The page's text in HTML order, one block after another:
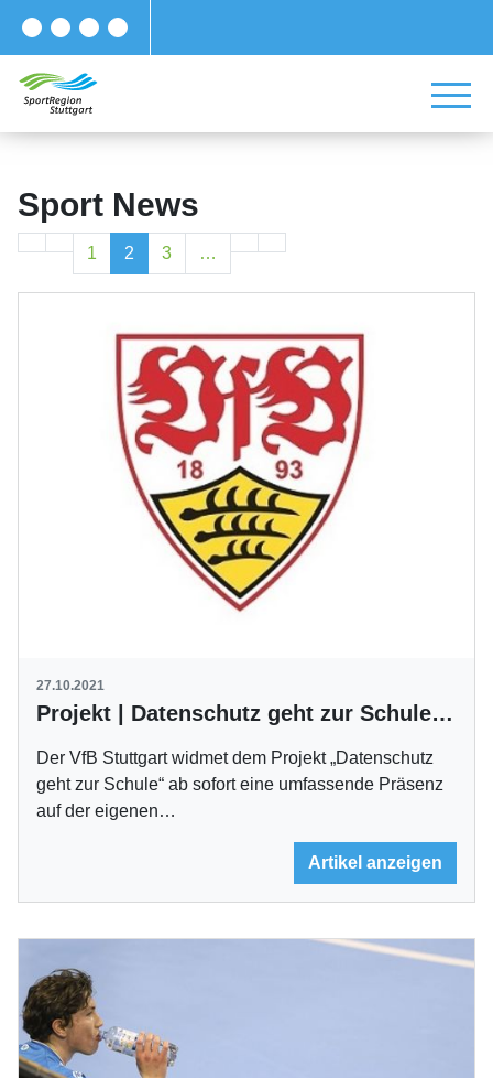
Sport News
1 2 3 …
27.10.2021
Projekt | Datenschutz geht zur Schule – Der VfB geht mit
Der VfB Stuttgart widmet dem Projekt „Datenschutz
geht zur Schule“ ab sofort eine umfassende Präsenz
auf der eigenen…
Artikel anzeigen